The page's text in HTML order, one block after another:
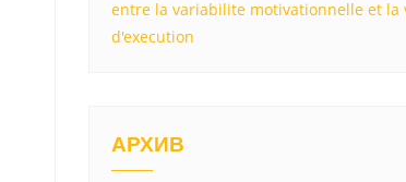
entre la variabilite motivationnelle et la
d'execution
АРХИВ